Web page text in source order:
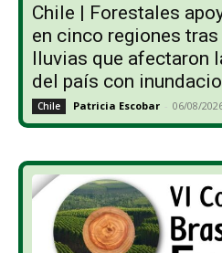
Chile | Forestales
en cinco regiones
lluvias que afectaron
del país con
Chile Patricia Escobar - 06/08/